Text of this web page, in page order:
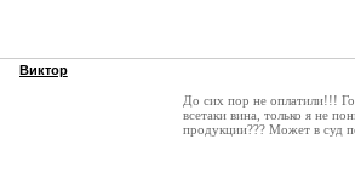
Виктор
До сих пор не оплатили!!!
всетаки вина, только я не
продукции??? Может в суд